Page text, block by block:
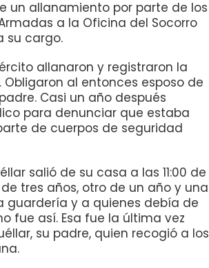
un allanamiento por parte de los
a la Oficina del Socorro
su cargo.
allanaron y registraron la
al entonces esposo de
Casi un año después
para denunciar que estaba
de cuerpos de seguridad
salió de su casa a las 11:00 de
tres años, otro de un año y una
guardería y a quienes debía de
fue así. Esa fue la última vez
su padre, quien recogió a los